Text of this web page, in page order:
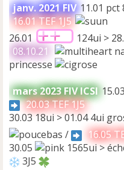
janv. 2021 FIV 11.01
16.01 TEF 1J5
26.01
124ui >
08.10.21
princesse
mars 2023 FIV ICSI
20.03 TEF 1J5
30.03 18ui > 01.04 4ui
/
16.05
30.05
1565ui >
3J5